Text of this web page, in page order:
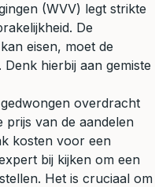
(WVV) legt strikte
De
eisen, moet de
hierbij aan gemiste
overdracht
prijs van de aandelen
kosten voor een
bij kijken om een
Het is cruciaal om